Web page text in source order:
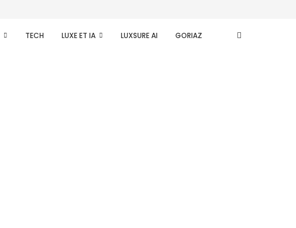
TECH LUXE ET IA LUXSURE AI GORIAZ